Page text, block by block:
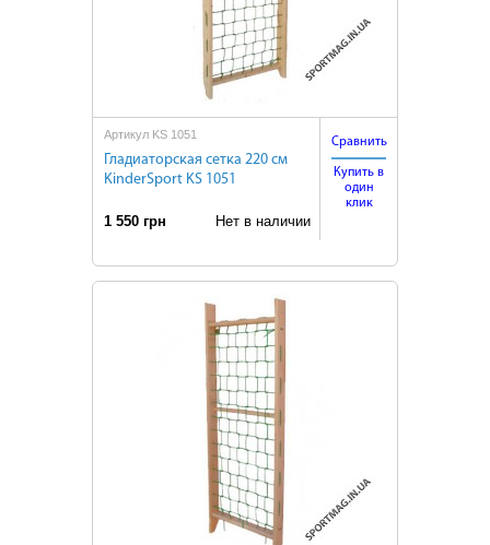
Артикул KS 1051
Гладиаторская сетка 220 см
KinderSport KS 1051
1 550 грн Нет в наличии
Сравнить
Купить в
один
клик